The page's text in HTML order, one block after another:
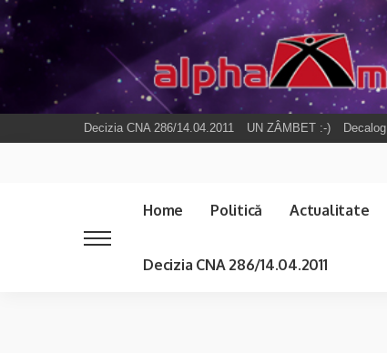
Decizia CNA 286/14.04.2011 UN ZÂMBET :-) Decalog
Home Politică Actualitate
Decizia CNA 286/14.04.2011